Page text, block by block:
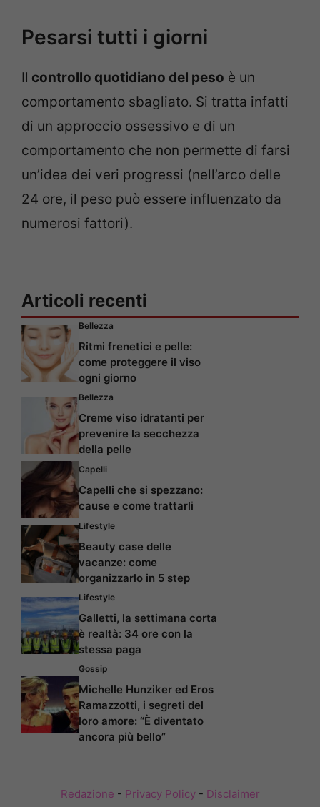
Pesarsi tutti i giorni
Il controllo quotidiano del peso è un
comportamento sbagliato. Si tratta infatti
di un approccio ossessivo e di un
comportamento che non permette di farsi
un’idea dei veri progressi (nell’arco delle
24 ore, il peso può essere influenzato da
numerosi fattori).
Articoli recenti
Bellezza
Ritmi frenetici e pelle:
come proteggere il viso
ogni giorno
Bellezza
Creme viso idratanti per
prevenire la secchezza
della pelle
Capelli
Capelli che si spezzano:
cause e come trattarli
Lifestyle
Beauty case delle
vacanze: come
organizzarlo in 5 step
Lifestyle
Galletti, la settimana corta
è realtà: 34 ore con la
stessa paga
Gossip
Michelle Hunziker ed Eros
Ramazzotti, i segreti del
loro amore: “È diventato
ancora più bello”
Redazione - Privacy Policy- Disclaimer